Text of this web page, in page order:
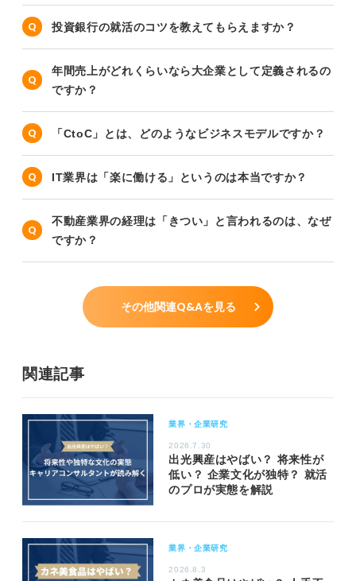
投資銀行の就活のコツを教えてもらえますか？
年間売上がどれくらいなら大企業として定義されるの
ですか？
「CtoC」とは、どのようなビジネスモデルですか？
IT業界は「楽に働ける」というのは本当ですか？
不動産業界の経理は「きつい」と言われるのは、なぜ
ですか？
その他関連Q&Aを見る
関連記事
業界・企業研究
2026.7.30
出光興産はやばい？ 将来性が
低い？ 企業文化が独特？ 就活
のプロが実態を解説
業界・企業研究
2026.8.3